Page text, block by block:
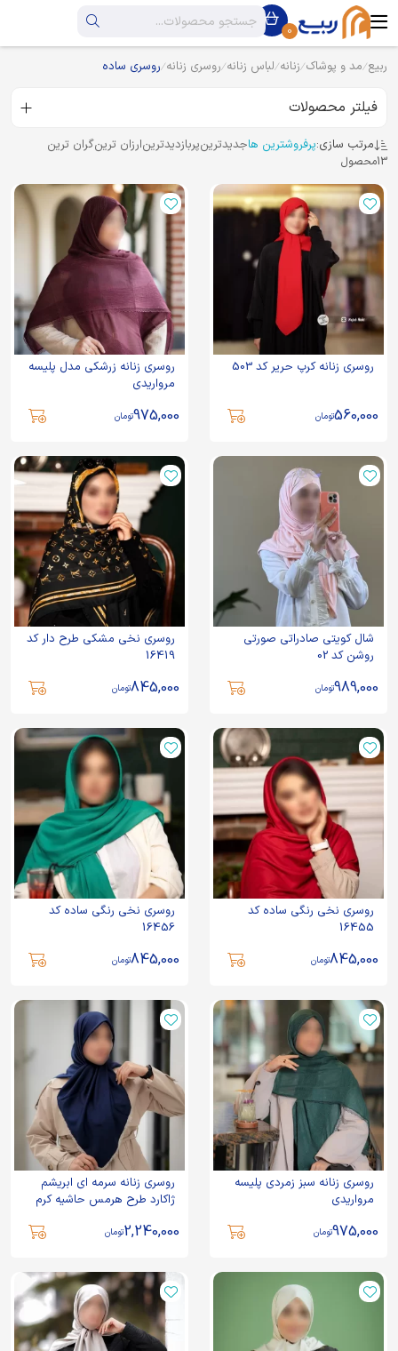
0
ربیع مد و پوشاک زنانه لباس زنانه روسری زنانه روسری ساده
فیلتر محصولات
مرتب سازی:پرفروشترین هاجدیدترینپربازدیدترینارزان ترینگران ترین
13محصول
روسری زنانه کرپ حریر کد 503
560,000تومان
روسری زنانه زرشکی مدل پلیسه
مرواریدی
975,000تومان
شال کویتی صادراتی صورتی
روشن کد 02
989,000تومان
روسری نخی مشکی طرح دار کد
16419
845,000تومان
روسری نخی رنگی ساده کد
16455
845,000تومان
روسری نخی رنگی ساده کد
16456
845,000تومان
روسری زنانه سبز زمردی پلیسه
مرواریدی
975,000تومان
روسری زنانه سرمه ای ابریشم
ژاکارد طرح هرمس حاشیه کرم
2,240,000تومان